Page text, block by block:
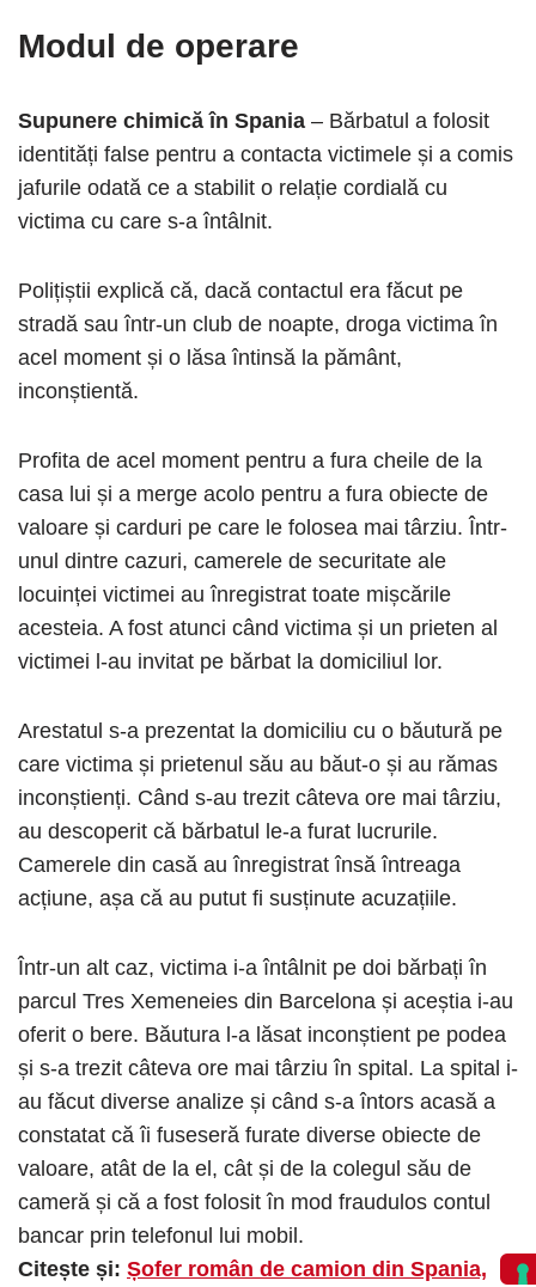
Modul de operare
Supunere chimică în Spania – Bărbatul a folosit
identități false pentru a contacta victimele și a comis
jafurile odată ce a stabilit o relație cordială cu
victima cu care s-a întâlnit.
Polițiștii explică că, dacă contactul era făcut pe
stradă sau într-un club de noapte, droga victima în
acel moment și o lăsa întinsă la pământ,
inconștientă.
Profita de acel moment pentru a fura cheile de la
casa lui și a merge acolo pentru a fura obiecte de
valoare și carduri pe care le folosea mai târziu. Într-
unul dintre cazuri, camerele de securitate ale
locuinței victimei au înregistrat toate mișcările
acesteia. A fost atunci când victima și un prieten al
victimei l-au invitat pe bărbat la domiciliul lor.
Arestatul s-a prezentat la domiciliu cu o băutură pe
care victima și prietenul său au băut-o și au rămas
inconștienți. Când s-au trezit câteva ore mai târziu,
au descoperit că bărbatul le-a furat lucrurile.
Camerele din casă au înregistrat însă întreaga
acțiune, așa că au putut fi susținute acuzațiile.
Într-un alt caz, victima i-a întâlnit pe doi bărbați în
parcul Tres Xemeneies din Barcelona și aceștia i-au
oferit o bere. Băutura l-a lăsat inconștient pe podea
și s-a trezit câteva ore mai târziu în spital. La spital i-
au făcut diverse analize și când s-a întors acasă a
constatat că îi fuseseră furate diverse obiecte de
valoare, atât de la el, cât și de la colegul său de
cameră și că a fost folosit în mod fraudulos contul
bancar prin telefonul lui mobil.
Citește și: Șofer român de camion din Spania,